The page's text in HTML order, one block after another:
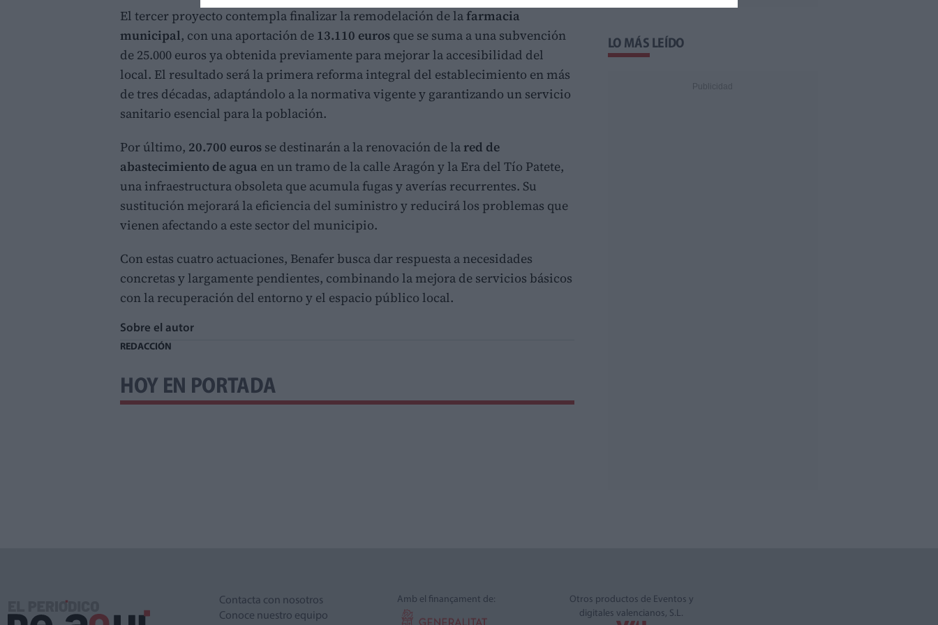
El tercer proyecto contempla finalizar la remodelación de la farmacia
municipal, con una aportación de 13.110 euros que se suma a una subvención
de 25.000 euros ya obtenida previamente para mejorar la accesibilidad del
local. El resultado será la primera reforma integral del establecimiento en más
de tres décadas, adaptándolo a la normativa vigente y garantizando un servicio
sanitario esencial para la población.
Por último, 20.700 euros se destinarán a la renovación de lared de
abastecimiento de agua en un tramo de la calle Aragón y la Era del Tío Patete,
una infraestructura obsoleta que acumula fugas y averías recurrentes. Su
sustitución mejorará la eficiencia del suministro y reducirá los problemas que
vienen afectando a este sector del municipio.
Con estas cuatro actuaciones, Benafer busca dar respuesta a necesidades
concretas y largamente pendientes, combinando la mejora de servicios básicos
con la recuperación del entorno y el espacio público local.
Sobre el autor
REDACCIÓN
HOY EN PORTADA
LO MÁS LEÍDO
Contacta con nosotros
Conoce nuestro equipo
Amb el finançament de:
Otros productos de Eventos y
digitales valencianos, S.L.